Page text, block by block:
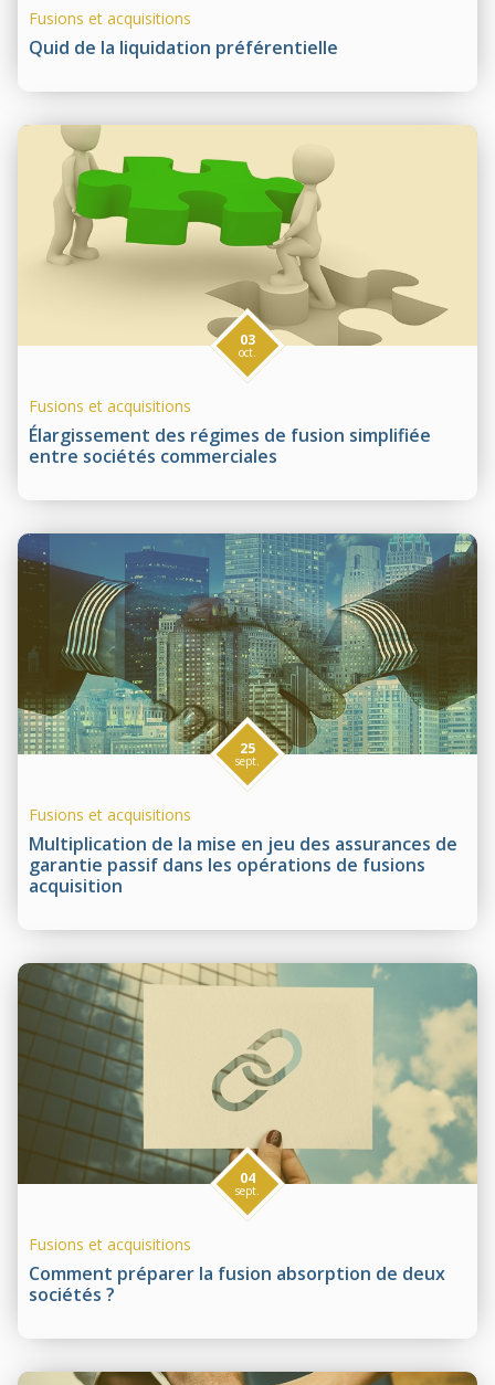
Quid de la liquidation préférentielle
Fusions et acquisitions
Élargissement des régimes de fusion simplifiée
entre sociétés commerciales
03
oct.
Fusions et acquisitions
Multiplication de la mise en jeu des assurances de
garantie passif dans les opérations de fusions
acquisition
25
sept.
Fusions et acquisitions
Comment préparer la fusion absorption de deux
sociétés ?
04
sept.
Fusions et acquisitions